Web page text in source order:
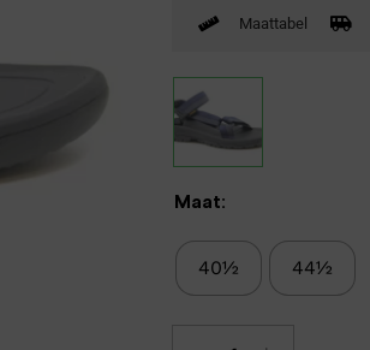
Maattabel
Maat:
40½ 44½